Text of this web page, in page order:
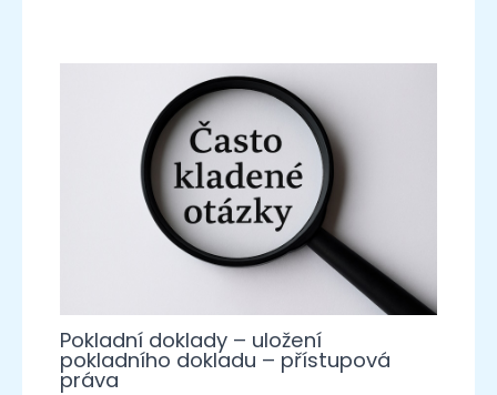
Pokladní doklady – uložení
pokladního dokladu – přístupová
práva